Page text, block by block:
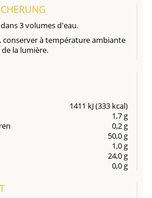
3 volumes d'eau.
à température ambiante
la lumière.
1411 kJ (333 kcal)
1,7 g
0,2 g
50,0 g
1,0 g
24,0 g
0,0 g